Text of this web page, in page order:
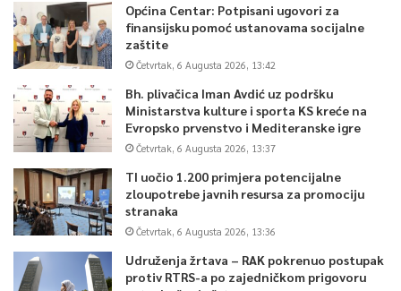
Općina Centar: Potpisani ugovori za
finansijsku pomoć ustanovama socijalne
zaštite
Četvrtak, 6 Augusta 2026, 13:42
Bh. plivačica Iman Avdić uz podršku
Ministarstva kulture i sporta KS kreće na
Evropsko prvenstvo i Mediteranske igre
Četvrtak, 6 Augusta 2026, 13:37
TI uočio 1.200 primjera potencijalne
zloupotrebe javnih resursa za promociju
stranaka
Četvrtak, 6 Augusta 2026, 13:36
Udruženja žrtava – RAK pokrenuo postupak
protiv RTRS-a po zajedničkom prigovoru